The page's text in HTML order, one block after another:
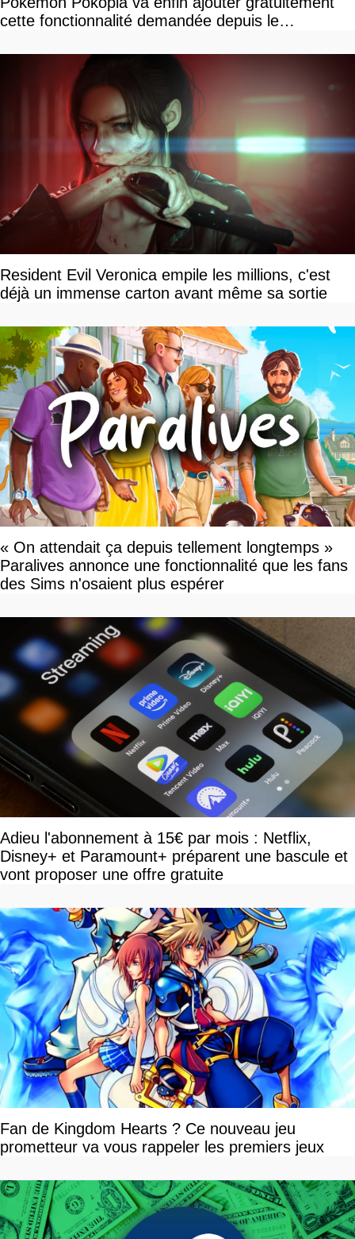
cette fonctionnalité demandée depuis le
Resident Evil Veronica empile les millions, c'est
déjà un immense carton avant même sa sortie
« On attendait ça depuis tellement longtemps »
Paralives annonce une fonctionnalité que les fans
des Sims n'osaient plus espérer
Adieu l'abonnement à 15€ par mois : Netflix,
Disney+ et Paramount+ préparent une bascule et
vont proposer une offre gratuite
Fan de Kingdom Hearts ? Ce nouveau jeu
prometteur va vous rappeler les premiers jeux